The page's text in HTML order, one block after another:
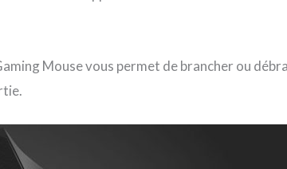
Mouse vous permet de brancher ou